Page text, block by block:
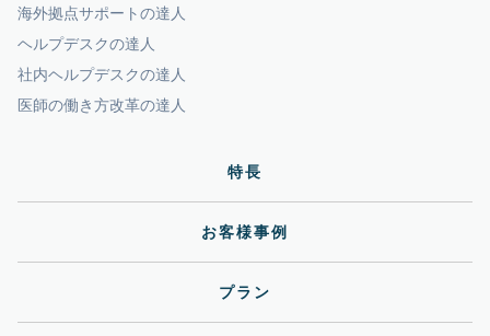
海外拠点サポートの達人
ヘルプデスクの達人
社内ヘルプデスクの達人
医師の働き方改革の達人
特長
お客様事例
プラン